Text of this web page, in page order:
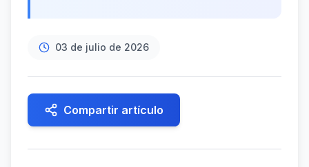
03 de julio de 2026
Compartir artículo